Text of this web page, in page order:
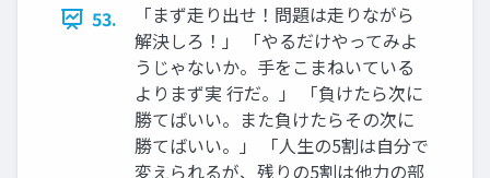
53.
「まず走り出せ！問題は走りながら
解決しろ！」 「やるだけやってみよ
うじゃないか。手をこまねいている
よりまず実 行だ。」 「負けたら次に
勝てばいい。また負けたらその次に
勝てばいい。」 「人生の5割は自分で
変えられるが、残りの5割は他力の部